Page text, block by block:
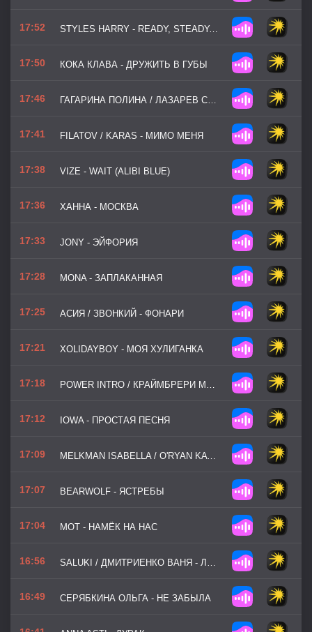
17:52 STYLES HARRY - READY, STEADY, GO!
17:50 КОКА КЛАВА - ДРУЖИТЬ В ГУБЫ
17:46 ГАГАРИНА ПОЛИНА / ЛАЗАРЕВ СЕРГЕЙ - ХЭППИ ЭНД
17:41 FILATOV / KARAS - МИМО МЕНЯ
17:38 VIZE - WAIT (ALIBI BLUE)
17:36 ХАННА - МОСКВА
17:33 JONY - ЭЙФОРИЯ
17:28 MONA - ЗАПЛАКАННАЯ
17:25 АСИЯ / ЗВОНКИЙ - ФОНАРИ
17:21 XOLIDAYBOY - МОЯ ХУЛИГАНКА
17:18 POWER INTRO / КРАЙМБРЕРИ МАРИ - СЕГОДНЯ МОЙ ЛУЧШИЙ ДЕНЬ
17:12 IOWA - ПРОСТАЯ ПЕСНЯ
17:09 MELKMAN ISABELLA / O'RYAN KATHERINE / WALKER ALAN - BROKEN STRINGS
17:07 BEARWOLF - ЯСТРЕБЫ
17:04 МОТ - НАМЁК НА НАС
16:56 SALUKI / ДМИТРИЕНКО ВАНЯ - ЛАДОНИ
16:49 СЕРЯБКИНА ОЛЬГА - НЕ ЗАБЫЛА